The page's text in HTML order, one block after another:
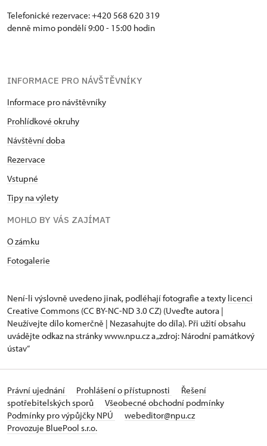
Telefonické rezervace: +420 568 620 319
denně mimo pondělí 9:00 - 15:00 hodin
INFORMACE PRO NÁVŠTĚVNÍKY
Informace pro návštěvníky
Prohlídkové okruhy
Návštěvní doba
Rezervace
Vstupné
Tipy na výlety
MOHLO BY VÁS ZAJÍMAT
O zámku
Fotogalerie
Není-li výslovně uvedeno jinak, podléhají fotografie a texty licenci
Creative Commons (CC BY-NC-ND 3.0 CZ) (Uveďte autora |
Neužívejte dílo komerčně | Nezasahujte do díla). Při užití obsahu
uvádějte odkaz na stránky www.npu.cz a „zdroj: Národní památkový
ústav“
Právní ujednání Prohlášení o přístupnosti
Řešení
spotřebitelských sporů
Všeobecné obchodní podmínky
Podmínky pro výpůjčky NPÚ
webeditor@npu.cz
Provozuje BluePool s.r.o.